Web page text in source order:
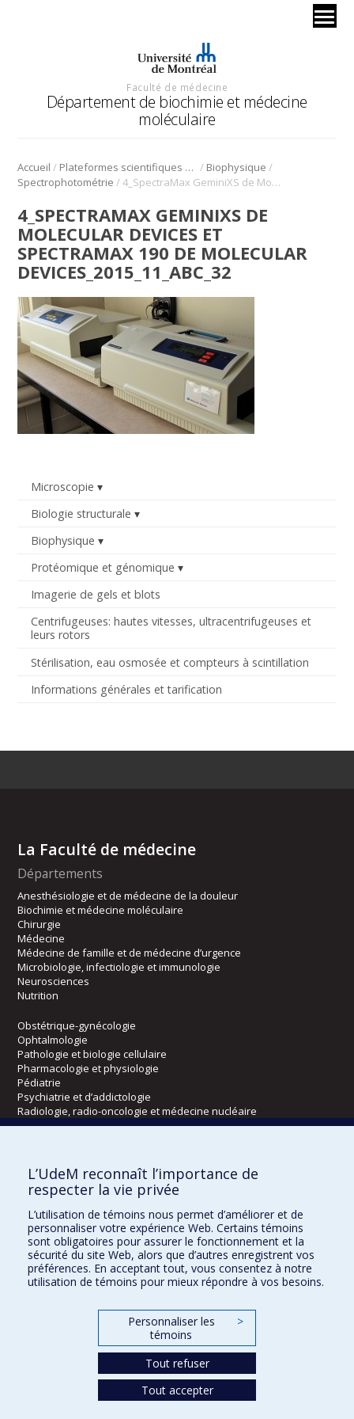
Faculté de médecine
Département de biochimie et médecine
moléculaire
Accueil / Plateformes scientifiques BMM / Biophysique /
Spectrophotométrie / 4_SpectraMax GeminiXS de Molecular devices et SpectraMax 190 de Molecular devices_2015_11_abc_32
Microscopie
Biologie structurale
Biophysique
Protéomique et génomique
Imagerie de gels et blots
Centrifugeuses: hautes vitesses, ultracentrifugeuses et
leurs rotors
Stérilisation, eau osmosée et compteurs à scintillation
Informations générales et tarification
4_SPECTRAMAX GEMINIXS DE
MOLECULAR DEVICES ET
SPECTRAMAX 190 DE MOLECULAR
DEVICES_2015_11_ABC_32
La Faculté de médecine
Départements
Anesthésiologie et de médecine de la douleur
Biochimie et médecine moléculaire
Chirurgie
Médecine
Médecine de famille et de médecine d’urgence
Microbiologie, infectiologie et immunologie
Neurosciences
Nutrition
Obstétrique-gynécologie
Ophtalmologie
Pathologie et biologie cellulaire
Pharmacologie et physiologie
Pédiatrie
Psychiatrie et d’addictologie
Radiologie, radio-oncologie et médecine nucléaire
Écoles
Kinésiologie et des sciences de l’activité physique
Orthophonie et audiologie
Réadaptation
Directions
DPC
CPASS
L’UdeM reconnaît l’importance de
respecter la vie privée
L’utilisation de témoins nous permet d’améliorer et de
personnaliser votre expérience Web. Certains témoins
sont obligatoires pour assurer le fonctionnement et la
sécurité du site Web, alors que d’autres enregistrent vos
préférences. En acceptant tout, vous consentez à notre
utilisation de témoins pour mieux répondre à vos besoins.
Personnaliser les
témoins
>
Tout refuser
Tout accepter